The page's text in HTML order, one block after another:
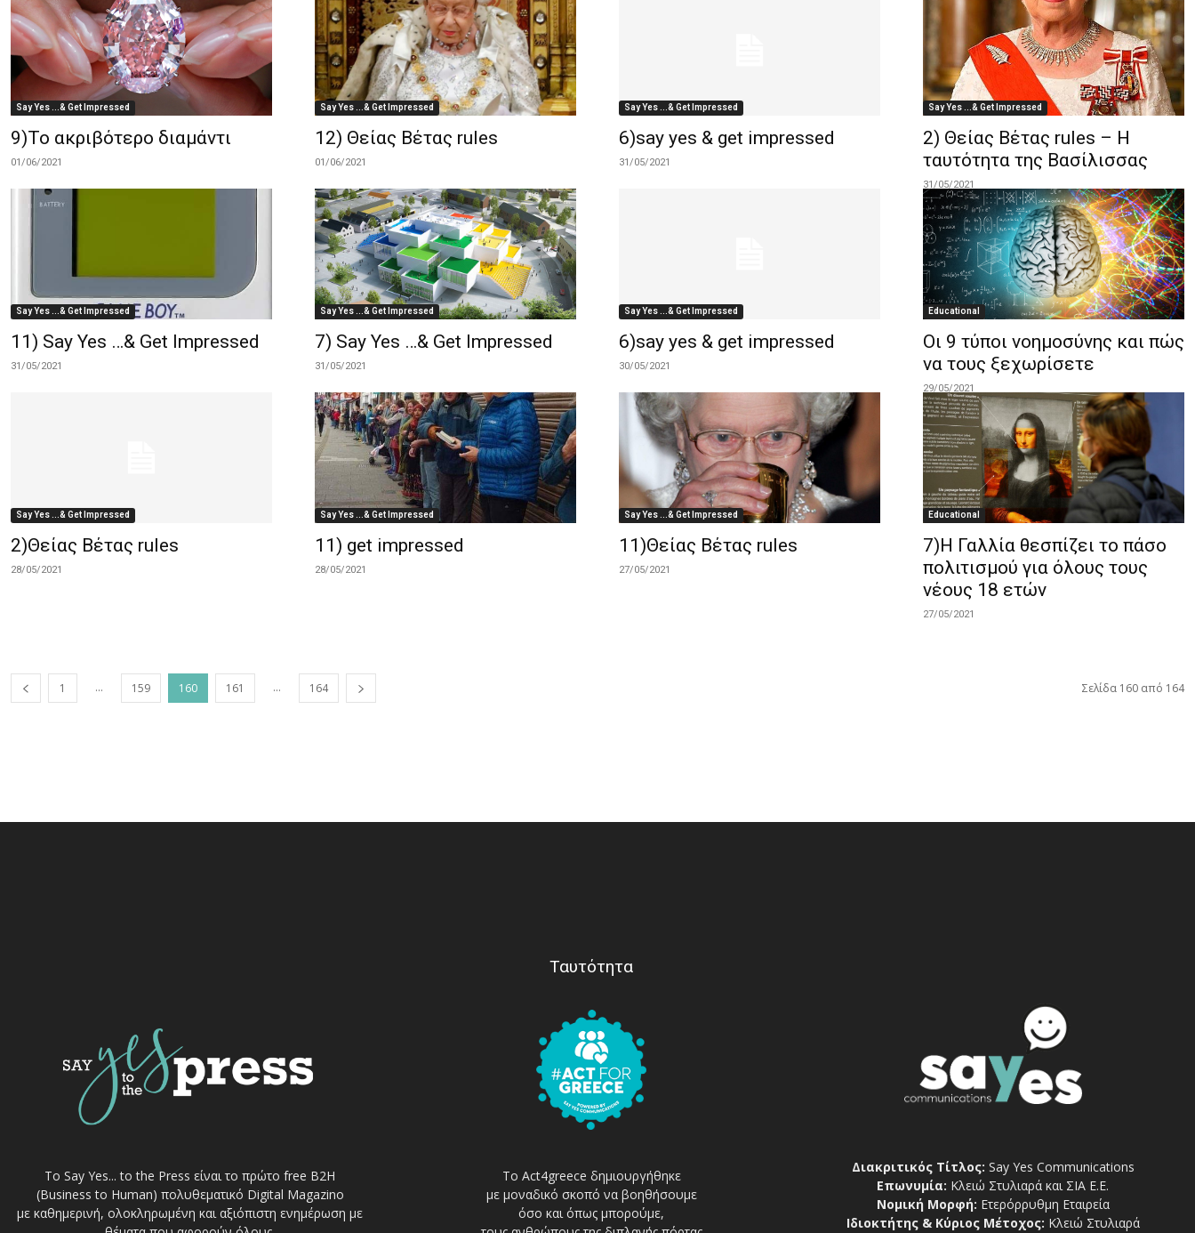
Say Yes ...& Get Impressed
9)Το ακριβότερο διαμάντι
01/06/2021
Say Yes ...& Get Impressed
12) Θείας Βέτας rules
01/06/2021
Say Yes ...& Get Impressed
6)say yes & get impressed
31/05/2021
Say Yes ...& Get Impressed
2) Θείας Βέτας rules – Η
ταυτότητα της Βασίλισσας
31/05/2021
Say Yes ...& Get Impressed
11) Say Yes …& Get Impressed
31/05/2021
Say Yes ...& Get Impressed
7) Say Yes …& Get Impressed
31/05/2021
Say Yes ...& Get Impressed
6)say yes & get impressed
30/05/2021
Educational
Οι 9 τύποι νοημοσύνης και πώς
να τους ξεχωρίσετε
29/05/2021
Say Yes ...& Get Impressed
2)Θείας Βέτας rules
28/05/2021
Say Yes ...& Get Impressed
11) get impressed
28/05/2021
Say Yes ...& Get Impressed
11)Θείας Βέτας rules
27/05/2021
Educational
7)Η Γαλλία θεσπίζει το πάσο
πολιτισμού για όλους τους
νέους 18 ετών
27/05/2021
1 ... 159 160 161 ... 164 Σελίδα 160 από 164
Το Say Yes... to the Press είναι το πρώτο free Β2Η
(Business to Human) πολυθεματικό Digital Magazino
με καθημερινή, ολοκληρωμένη και αξιόπιστη ενημέρωση με
Ταυτότητα
Το Act4greece δημιουργήθηκε
με μοναδικό σκοπό να βοηθήσουμε
όσο και όπως μπορούμε,
Διακριτικός Τίτλος: Say Yes Communications
Επωνυμία: Κλειώ Στυλιαρά και ΣΙΑ Ε.Ε.
Νομική Μορφή: Ετερόρρυθμη Εταιρεία
Ιδιοκτήτης & Κύριος Μέτοχος: Κλειώ Στυλιαρά